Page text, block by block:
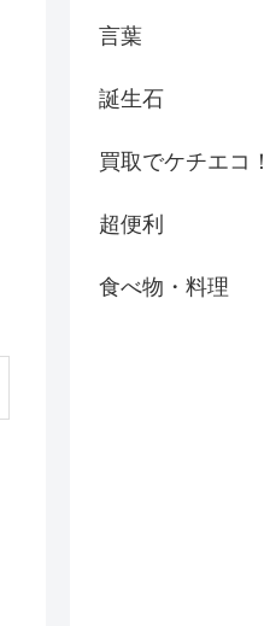
言葉
誕生石
買取でケチエコ！
超便利
食べ物・料理